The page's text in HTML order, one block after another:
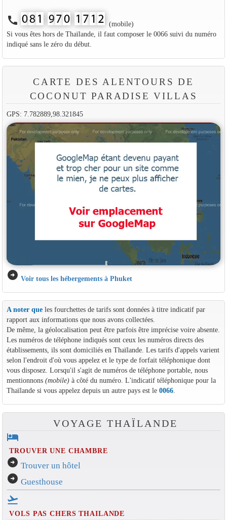
call
(mobile)
Si vous êtes hors de Thaïlande, il faut composer le 0066 suivi du numéro
indiqué sans le zéro du début.
CARTE DES ALENTOURS DE
COCONUT PARADISE VILLAS
GPS: 7.782889,98.321845
arrow_circle_right Voir tous les hébergements à Phuket
A noter queles fourchettes de tarifs sont données à titre indicatif par
rapport aux informations que nous avons collectées.
De même, la géolocalisation peut être parfois être imprécise voire absente.
Les numéros de téléphone indiqués sont ceux les numéros directs des
établissements, ils sont domiciliés en Thaïlande. Les tarifs d'appels varient
selon l'endroit d'où vous appelez et le type de forfait téléphonique dont
vous disposez. Lorsqu'il s'agit de numéros de téléphone portable, nous
mentionnons (mobile)à côté du numéro. L'indicatif téléphonique pour la
Thaïlande si vous appelez depuis un autre pays est le 0066.
VOYAGE THAÏLANDE
hotel
TROUVER UNE CHAMBRE
arrow_circle_right Trouver un hôtel
arrow_circle_right Guesthouse
flight_takeoff
VOLS PAS CHERS THAILANDE